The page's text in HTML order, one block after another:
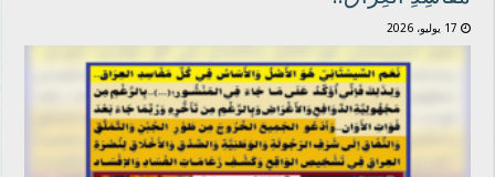
17 يوليو، 2026